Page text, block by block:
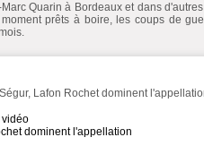
Quarin à Bordeaux et dans
prêts à boire, les coups de
Lafon Rochet dominent
vidéo
dominent l'appellation